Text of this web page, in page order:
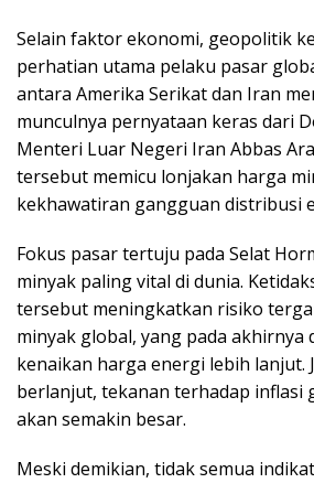
Selain faktor ekonomi, geopolitik
perhatian utama pelaku pasar
antara Amerika Serikat dan Iran
munculnya pernyataan keras dari
Menteri Luar Negeri Iran Abbas
tersebut memicu lonjakan harga
kekhawatiran gangguan distribusi
Fokus pasar tertuju pada Selat
minyak paling vital di dunia.
tersebut meningkatkan risiko
minyak global, yang pada akhirnya
kenaikan harga energi lebih lanjut.
berlanjut, tekanan terhadap inflasi
akan semakin besar.
Meski demikian, tidak semua